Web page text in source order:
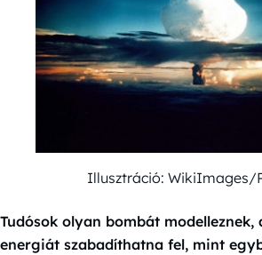
Illusztráció: WikiImages/
Tudósok olyan bombát modelleznek,
energiát szabadíthatna fel, mint